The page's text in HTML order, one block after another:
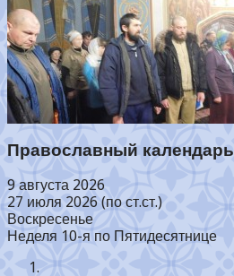
Православный календарь
9 августа 2026
27 июля 2026 (по ст.ст.)
Воскресенье
Неделя 10-я по Пятидесятнице